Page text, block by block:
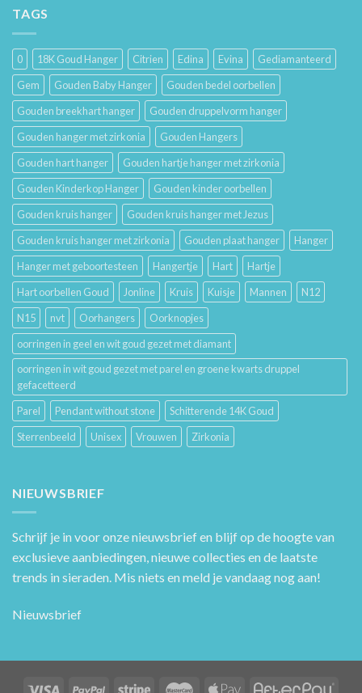
Hun
Betekenis
TAGS
0 18K Goud Hanger Citrien Edina Evina
Gediamanteerd
Gem
Gouden Baby Hanger
Gouden bedel oorbellen
Gouden breekhart hanger
Gouden druppelvorm hanger
Gouden hanger met zirkonia
Gouden Hangers
Gouden hart hanger
Gouden hartje hanger met zirkonia
Gouden Kinderkop Hanger
Gouden kinder oorbellen
Gouden kruis hanger
Gouden kruis hanger met Jezus
Gouden kruis hanger met zirkonia
Gouden plaat hanger
Hanger
Hanger met geboortesteen
Hangertje Hart
Hartje
Hart oorbellen Goud
Jonline Kruis Kuisje Mannen
N12
N15
nvt Oorhangers
Oorknopjes
oorringen in geel en wit goud gezet met diamant
oorringen in wit goud gezet met parel en groene kwarts druppel
gefacetteerd
Parel
Pendant without stone
Schitterende 14K Goud
Sterrenbeeld
Unisex Vrouwen Zirkonia
NIEUWSBRIEF
Schrijf je in voor onze nieuwsbrief en blijf op de hoogte van
exclusieve aanbiedingen, nieuwe collecties en de laatste
trends in sieraden. Mis niets en meld je vandaag nog aan!
Nieuwsbrief